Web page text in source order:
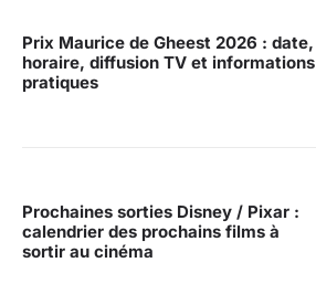
Prix Maurice de Gheest 2026 : date,
horaire, diffusion TV et informations
pratiques
Prochaines sorties Disney / Pixar :
calendrier des prochains films à
sortir au cinéma